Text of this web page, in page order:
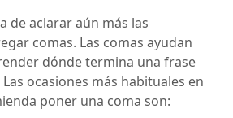
de aclarar aún más las
comas. Las comas ayudan
dónde termina una frase
ocasiones más habituales en
poner una coma son: